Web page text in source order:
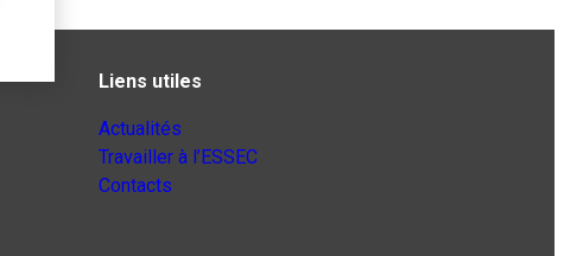
Liens utiles
Actualités
Travailler à l’ESSEC
Contacts